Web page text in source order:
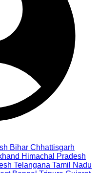
Bihar Chhattisgarh
Himachal Pradesh
Telangana Tamil Nadu